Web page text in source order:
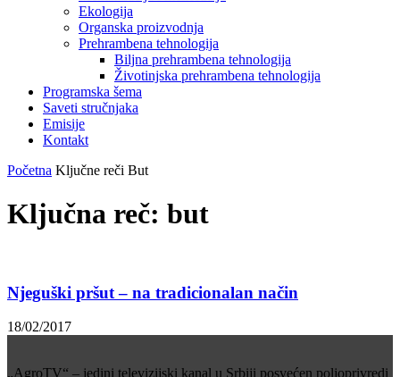
Ekologija
Organska proizvodnja
Prehrambena tehnologija
Biljna prehrambena tehnologija
Životinjska prehrambena tehnologija
Programska šema
Saveti stručnjaka
Emisije
Kontakt
Početna Ključne reči But
Ključna reč: but
Njeguški pršut – na tradicionalan način
18/02/2017
„AgroTV“ – jedini televizijski kanal u Srbiji posvećen poljoprivredi